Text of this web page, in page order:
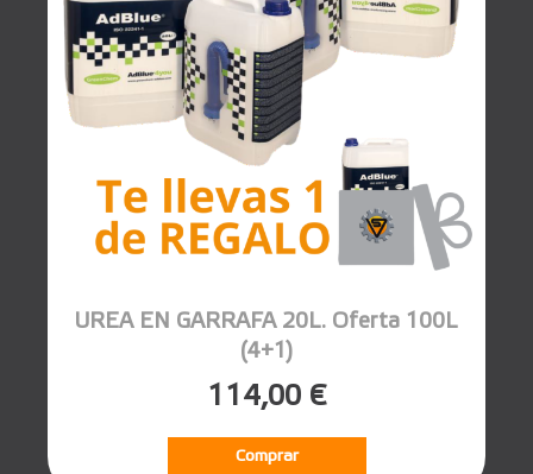
UREA EN GARRAFA 20L. Oferta 100L
(4+1)
114,00 €
Comprar